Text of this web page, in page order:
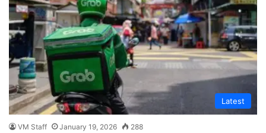
Latest
VM Staff January 19, 2026 288